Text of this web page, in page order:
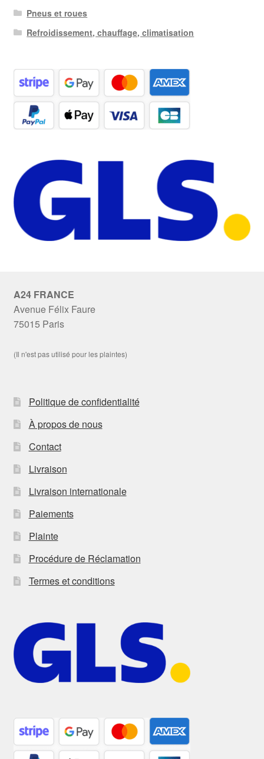
Pneus et roues
Refroidissement, chauffage, climatisation
A24 FRANCE
Avenue Félix Faure
75015 Paris
(Il n'est pas utilisé pour les plaintes)
Politique de confidentialité
À propos de nous
Contact
Livraison
Livraison internationale
Paiements
Plainte
Procédure de Réclamation
Termes et conditions